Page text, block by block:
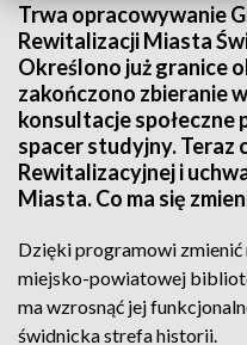
Trwa opracowywanie
Rewitalizacji Miasta
Określono już granice
zakończono zbieranie
konsultacje
spacer studyjny. Teraz
Rewitalizacyjnej i
Miasta. Co ma się
Dzięki programowi zmienić
miejsko-powiatowej
ma wzrosnąć jej
świdnicka strefa historii.